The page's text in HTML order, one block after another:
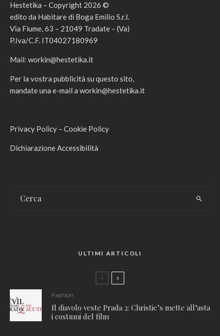
Hestetika – Copyright 2026 ©
edito da Habitare di Boga Emilio S.r.l.
Via Fiume, 63 – 21049 Tradate – (Va)
P.Iva/C.F. IT04027180969
Mail: workin@hestetika.it
Per la vostra pubblicità su questo sito,
mandate una e-mail a workin@hestetika.it
Privacy Policy – Cookie Policy
Dichiarazione Accessibilità
ULTIMI ARTICOLI
Fashion
Il diavolo veste Prada 2: Christie’s mette all’asta
i costumi del film